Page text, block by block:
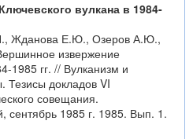
вулкана в 1984-
Жданова Е.Ю., Озеров А.Ю.,
извержение
1985 гг. // Вулканизм и
Тезисы докладов VI
совещания.
сентябрь 1985 г. 1985. Вып. 1.